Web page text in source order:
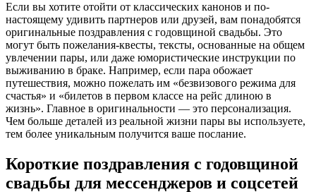
Если вы хотите отойти от классических канонов и по-
настоящему удивить партнеров или друзей, вам понадобятся
оригинальные поздравления с годовщиной свадьбы. Это
могут быть пожелания-квесты, тексты, основанные на общем
увлечении пары, или даже юмористические инструкции по
выживанию в браке. Например, если пара обожает
путешествия, можно пожелать им «безвизового режима для
счастья» и «билетов в первом классе на рейс длиною в
жизнь». Главное в оригинальности — это персонализация.
Чем больше деталей из реальной жизни пары вы используете,
тем более уникальным получится ваше послание.
Короткие поздравления с годовщиной
свадьбы для мессенджеров и соцсетей